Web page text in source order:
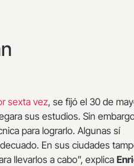
sexta vez, se fijó el 30 de
sus estudios. Sin
para lograrlo. Algunas sí
En sus ciudades
llevarlos a cabo”, explica